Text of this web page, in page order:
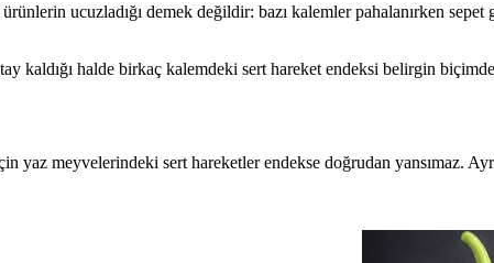
ucuzladığı demek değildir: bazı kalemler pahalanırken
kaldığı halde birkaç kalemdeki sert hareket endeksi belirgin
meyvelerindeki sert hareketler endekse doğrudan yansımaz.